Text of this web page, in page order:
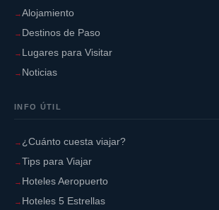
Alojamiento
Destinos de Paso
Lugares para Visitar
Noticias
INFO ÚTIL
¿Cuánto cuesta viajar?
Tips para Viajar
Hoteles Aeropuerto
Hoteles 5 Estrellas